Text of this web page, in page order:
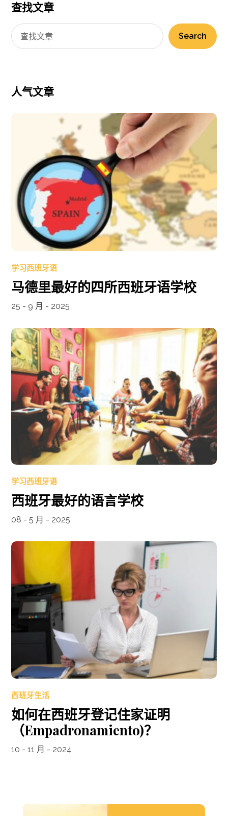
查找文章
Search
人气文章
学习西班牙语
马德里最好的四所西班牙语学校
25 - 9 月 - 2025
学习西班牙语
西班牙最好的语言学校
08 - 5 月 - 2025
西班牙生活
如何在西班牙登记住家证明
（Empadronamiento)？
10 - 11 月 - 2024